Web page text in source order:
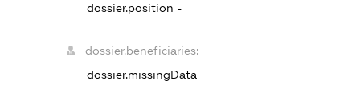
dossier.position -
dossier.beneficiaries:
dossier.missingData